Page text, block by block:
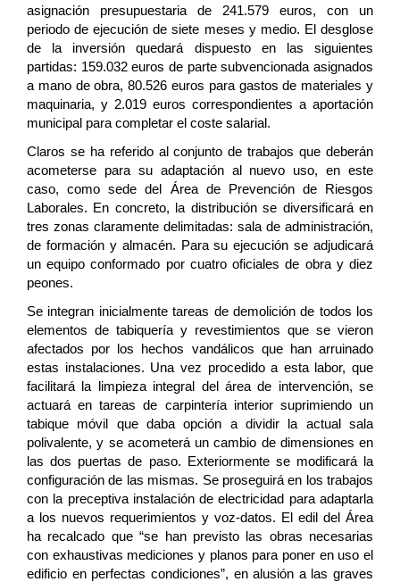
asignación presupuestaria de 241.579 euros, con un
periodo de ejecución de siete meses y medio. El desglose
de la inversión quedará dispuesto en las siguientes
partidas: 159.032 euros de parte subvencionada asignados
a mano de obra, 80.526 euros para gastos de materiales y
maquinaria, y 2.019 euros correspondientes a aportación
municipal para completar el coste salarial.
Claros se ha referido al conjunto de trabajos que deberán
acometerse para su adaptación al nuevo uso, en este
caso, como sede del Área de Prevención de Riesgos
Laborales. En concreto, la distribución se diversificará en
tres zonas claramente delimitadas: sala de administración,
de formación y almacén. Para su ejecución se adjudicará
un equipo conformado por cuatro oficiales de obra y diez
peones.
Se integran inicialmente tareas de demolición de todos los
elementos de tabiquería y revestimientos que se vieron
afectados por los hechos vandálicos que han arruinado
estas instalaciones. Una vez procedido a esta labor, que
facilitará la limpieza integral del área de intervención, se
actuará en tareas de carpintería interior suprimiendo un
tabique móvil que daba opción a dividir la actual sala
polivalente, y se acometerá un cambio de dimensiones en
las dos puertas de paso. Exteriormente se modificará la
configuración de las mismas. Se proseguirá en los trabajos
con la preceptiva instalación de electricidad para adaptarla
a los nuevos requerimientos y voz-datos. El edil del Área
ha recalcado que “se han previsto las obras necesarias
con exhaustivas mediciones y planos para poner en uso el
edificio en perfectas condiciones”, en alusión a las graves